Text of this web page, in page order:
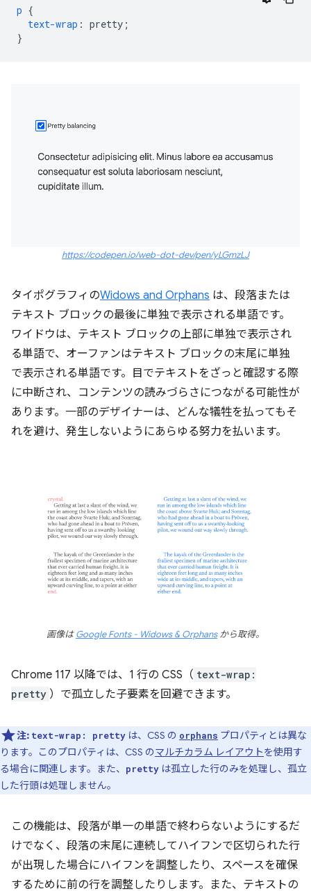
p {
text-wrap : pretty ;
}
https://codepen.io/web-dot-dev/pen/yLGmzLJ
タイポグラフィのWidows and Orphans は、段落または
テキスト ブロックの最後に単独で表示される単語です。
ワイドウは、テキスト ブロックの上部に単独で表示され
る単語で、オーファンはテキスト ブロックの末尾に単独
で表示される単語です。目でテキストをざっと確認する際
に中断され、コンテンツの読みづらさにつながる可能性が
あります。一部のデザイナーは、どんな犠牲を払ってもそ
れを避け、発生しないようにあらゆる努力を払います。
画像はGoogle Fonts - Widows & Orphansから取得。
Chrome 117 以降では、1 行の CSS（ text-wrap:
pretty ）で孤立した子要素を回避できます。
注: text-wrap: pretty は、CSS の orphans プロパティとは異な
ります。このプロパティは、CSS のマルチカラム レイアウトを使用す
る場合に関連します。また、
pretty は孤立した行のみを処理し、孤立
した行頭は処理しません。
この機能は、段落が単一の単語で終わらないようにするだ
けでなく、段落の末尾に連続してハイフンで区切られた行
が出現した場合にハイフンを調整したり、スペースを確保
するために前の行を調整したりします。また、テキストの